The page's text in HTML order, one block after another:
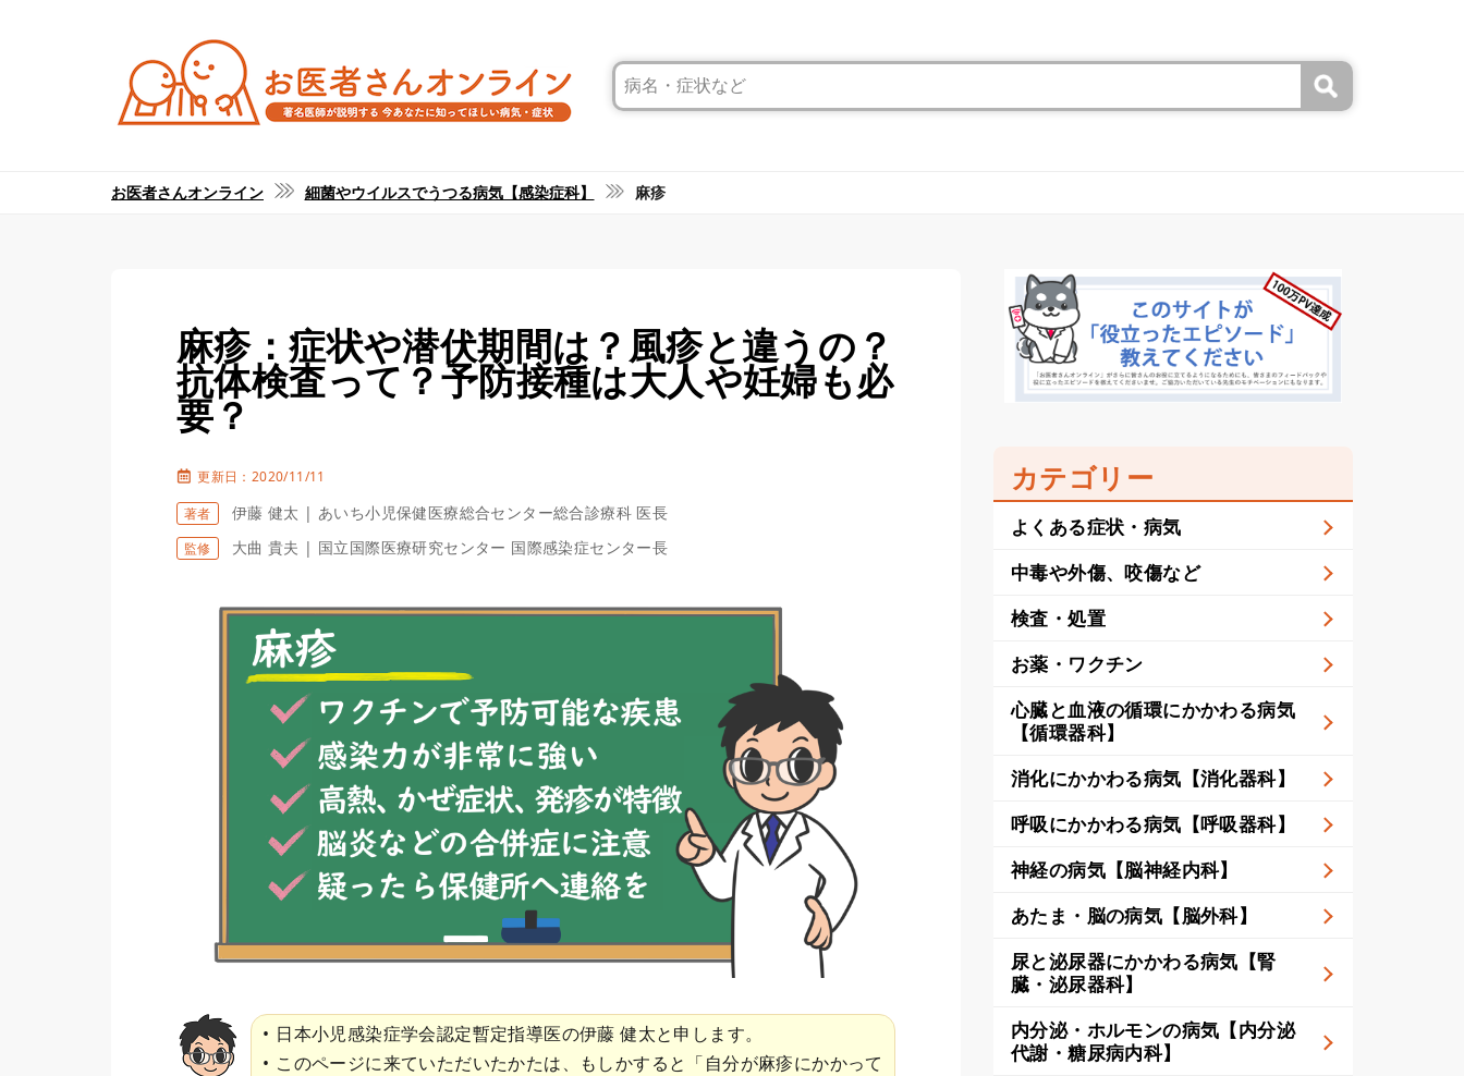
お医者さんオンライン 細菌やウイルスでうつる病気【感染症科】 麻疹
麻疹：症状や潜伏期間は？風疹と違うの？
抗体検査って？予防接種は大人や妊婦も必
要？
更新日：2020/11/11
著者
伊藤 健太 | あいち小児保健医療総合センター総合診療科 医長
監修 大曲 貴夫 | 国立国際医療研究センター 国際感染症センター長
日本小児感染症学会認定暫定指導医の伊藤 健太と申します。
このページに来ていただいたかたは、もしかすると「自分が麻疹にかかって
カテゴリー
よくある症状・病気
中毒や外傷、咬傷など
検査・処置
お薬・ワクチン
心臓と血液の循環にかかわる病気
【循環器科】
消化にかかわる病気【消化器科】
呼吸にかかわる病気【呼吸器科】
神経の病気【脳神経内科】
あたま・脳の病気【脳外科】
尿と泌尿器にかかわる病気【腎
臓・泌尿器科】
内分泌・ホルモンの病気【内分泌
代謝・糖尿病内科】